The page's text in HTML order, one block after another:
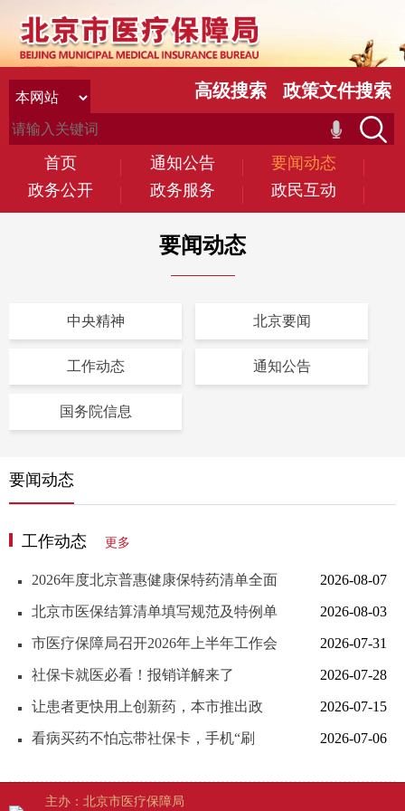
首页 通知公告
要闻动态
政务公开
政务服务 政民互动
高级搜索 政策文件搜索
要闻动态
中央精神 北京要闻
工作动态 通知公告
国务院信息
要闻动态
工作动态 更多
2026年度北京普惠健康保特药清单全面
升级至176种 待遇追溯至2026年1月1日
2026-08-07
北京市医保结算清单填写规范及特例单
议培训会顺利召开
2026-08-03
市医疗保障局召开2026年上半年工作会 2026-07-31
社保卡就医必看！报销详解来了 2026-07-28
让患者更快用上创新药，本市推出政
策“组合拳”
2026-07-15
看病买药不怕忘带社保卡，手机“刷 2026-07-06
主办：北京市医疗保障局